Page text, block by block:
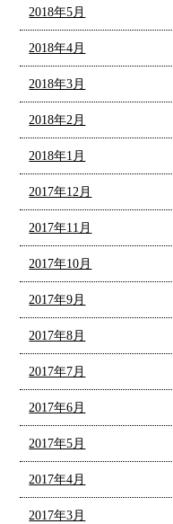
2018年5月
2018年4月
2018年3月
2018年2月
2018年1月
2017年12月
2017年11月
2017年10月
2017年9月
2017年8月
2017年7月
2017年6月
2017年5月
2017年4月
2017年3月